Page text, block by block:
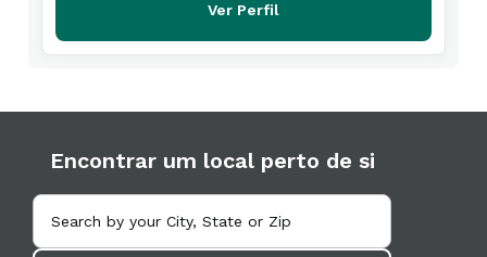
Ver Perfil
Encontrar um local perto de si